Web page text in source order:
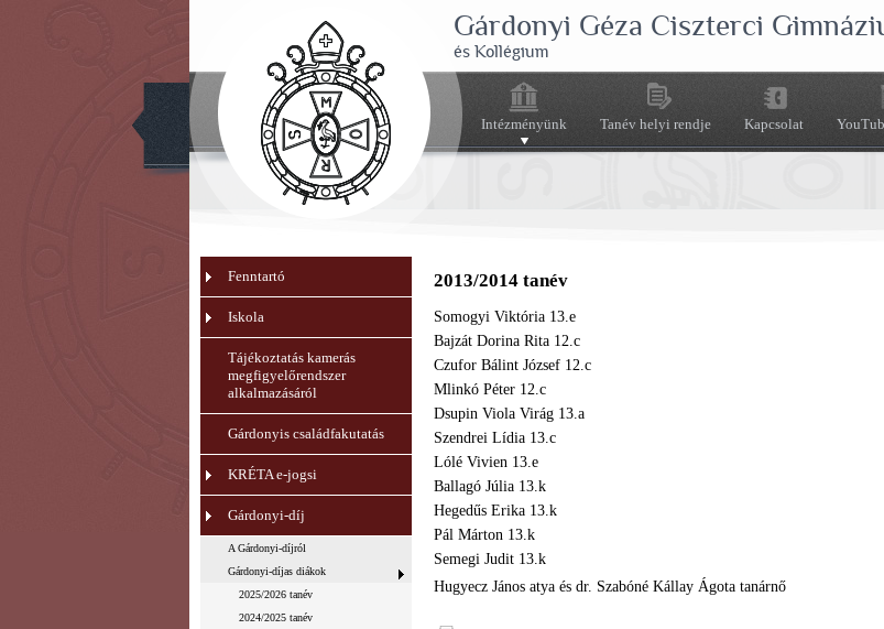
Gárdonyi Géza Ciszterci
és Kollégium
Intézményünk Tanév helyi rendje Kapcsolat
Fenntartó
Iskola
Tájékoztatás kamerás
megfigyelőrendszer
alkalmazásáról
Gárdonyis családfakutatás
KRÉTA e-jogsi
Gárdonyi-díj
A Gárdonyi-díjról
Gárdonyi-díjas diákok
2025/2026 tanév
2024/2025 tanév
2013/2014 tanév
Somogyi Viktória 13.e
Bajzát Dorina Rita 12.c
Czufor Bálint József 12.c
Mlinkó Péter 12.c
Dsupin Viola Virág 13.a
Szendrei Lídia 13.c
Lólé Vivien 13.e
Ballagó Júlia 13.k
Hegedűs Erika 13.k
Pál Márton 13.k
Semegi Judit 13.k
Hugyecz János atya és dr. Szabóné Kállay Ágota tanárnő